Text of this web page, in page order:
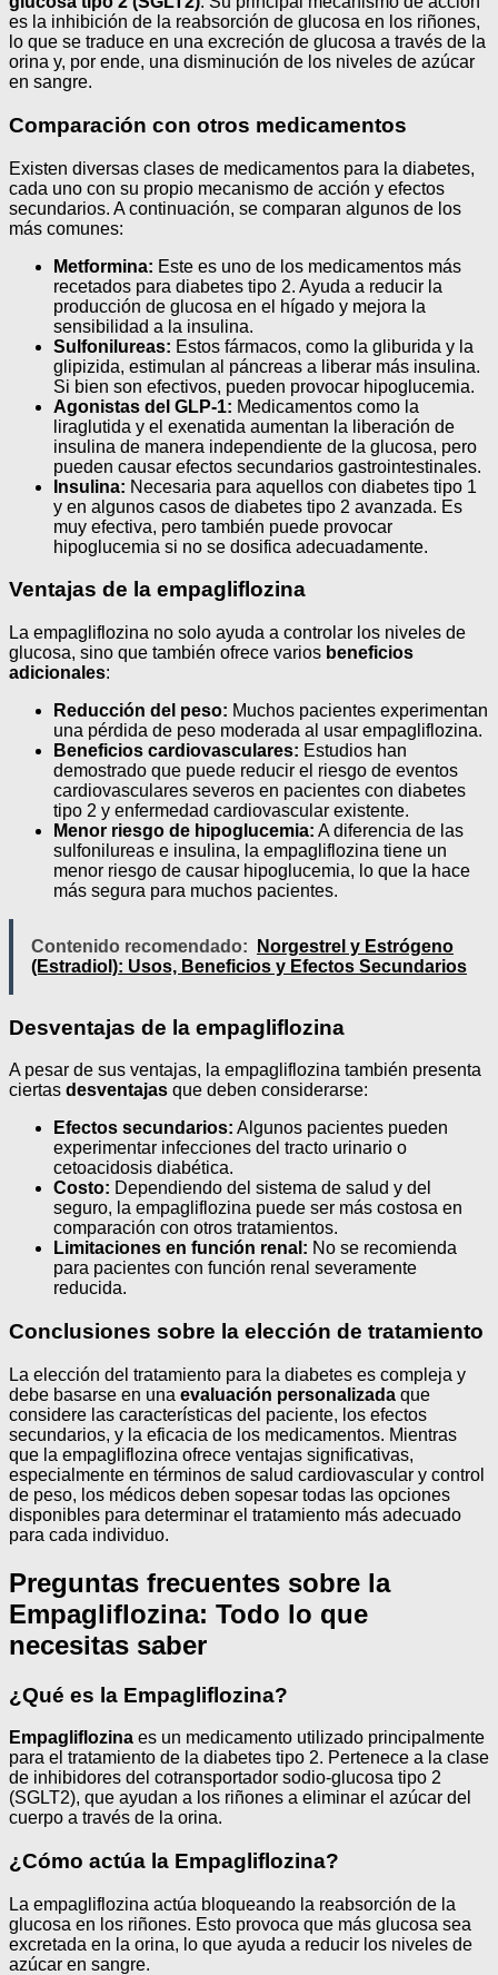
es la inhibición de la reabsorción de glucosa en los riñones,
lo que se traduce en una excreción de glucosa a través de la
orina y, por ende, una disminución de los niveles de azúcar
en sangre.
Comparación con otros medicamentos
Existen diversas clases de medicamentos para la diabetes,
cada uno con su propio mecanismo de acción y efectos
secundarios. A continuación, se comparan algunos de los
más comunes:
Metformina: Este es uno de los medicamentos más
recetados para diabetes tipo 2. Ayuda a reducir la
producción de glucosa en el hígado y mejora la
sensibilidad a la insulina.
Sulfonilureas: Estos fármacos, como la gliburida y la
glipizida, estimulan al páncreas a liberar más insulina.
Si bien son efectivos, pueden provocar hipoglucemia.
Agonistas del GLP-1: Medicamentos como la
liraglutida y el exenatida aumentan la liberación de
insulina de manera independiente de la glucosa, pero
pueden causar efectos secundarios gastrointestinales.
Insulina: Necesaria para aquellos con diabetes tipo 1
y en algunos casos de diabetes tipo 2 avanzada. Es
muy efectiva, pero también puede provocar
hipoglucemia si no se dosifica adecuadamente.
Ventajas de la empagliflozina
La empagliflozina no solo ayuda a controlar los niveles de
glucosa, sino que también ofrece varios beneficios
adicionales:
Reducción del peso: Muchos pacientes experimentan
una pérdida de peso moderada al usar empagliflozina.
Beneficios cardiovasculares: Estudios han
demostrado que puede reducir el riesgo de eventos
cardiovasculares severos en pacientes con diabetes
tipo 2 y enfermedad cardiovascular existente.
Menor riesgo de hipoglucemia: A diferencia de las
sulfonilureas e insulina, la empagliflozina tiene un
menor riesgo de causar hipoglucemia, lo que la hace
más segura para muchos pacientes.
Contenido recomendado:
Norgestrel y Estrógeno
(Estradiol): Usos, Beneficios y Efectos Secundarios
Desventajas de la empagliflozina
A pesar de sus ventajas, la empagliflozina también presenta
ciertas desventajas que deben considerarse:
Efectos secundarios: Algunos pacientes pueden
experimentar infecciones del tracto urinario o
cetoacidosis diabética.
Costo: Dependiendo del sistema de salud y del
seguro, la empagliflozina puede ser más costosa en
comparación con otros tratamientos.
Limitaciones en función renal: No se recomienda
para pacientes con función renal severamente
reducida.
Conclusiones sobre la elección de tratamiento
La elección del tratamiento para la diabetes es compleja y
debe basarse en una evaluación personalizada que
considere las características del paciente, los efectos
secundarios, y la eficacia de los medicamentos. Mientras
que la empagliflozina ofrece ventajas significativas,
especialmente en términos de salud cardiovascular y control
de peso, los médicos deben sopesar todas las opciones
disponibles para determinar el tratamiento más adecuado
para cada individuo.
Preguntas frecuentes sobre la
Empagliflozina: Todo lo que
necesitas saber
¿Qué es la Empagliflozina?
Empagliflozina es un medicamento utilizado principalmente
para el tratamiento de la diabetes tipo 2. Pertenece a la clase
de inhibidores del cotransportador sodio-glucosa tipo 2
(SGLT2), que ayudan a los riñones a eliminar el azúcar del
cuerpo a través de la orina.
¿Cómo actúa la Empagliflozina?
La empagliflozina actúa bloqueando la reabsorción de la
glucosa en los riñones. Esto provoca que más glucosa sea
excretada en la orina, lo que ayuda a reducir los niveles de
azúcar en sangre.